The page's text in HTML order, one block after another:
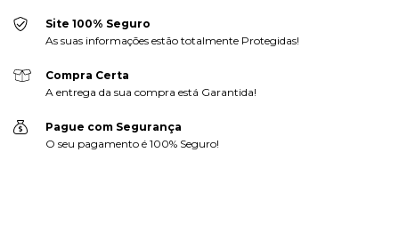
Site 100% Seguro
As suas informações estão totalmente Protegidas!
Compra Certa
A entrega da sua compra está Garantida!
Pague com Segurança
O seu pagamento é 100% Seguro!